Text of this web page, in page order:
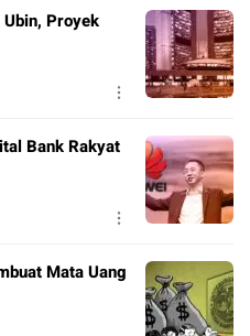
Proyek
Bank Rakyat
Mata Uang